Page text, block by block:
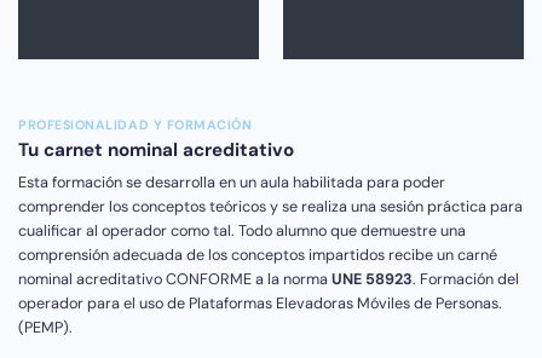
PROFESIONALIDAD Y FORMACIÓN
Tu carnet nominal acreditativo
Esta formación se desarrolla en un aula habilitada para poder
comprender los conceptos teóricos y se realiza una sesión práctica para
cualificar al operador como tal. Todo alumno que demuestre una
comprensión adecuada de los conceptos impartidos recibe un carné
nominal acreditativo CONFORME a la norma UNE 58923. Formación del
operador para el uso de Plataformas Elevadoras Móviles de Personas.
(PEMP).